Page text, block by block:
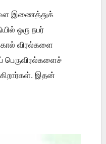
இணைத்துக்
ஒரு நபர்
கால் விரல்களை
பெருவிரல்களைச்
இதன்